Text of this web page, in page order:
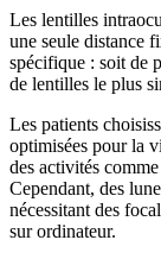
Les lentilles
une seule distance
spécifique : soit de
de lentilles le plus
Les patients
optimisées pour la
des activités
Cependant, des
nécessitant des
sur ordinateur.